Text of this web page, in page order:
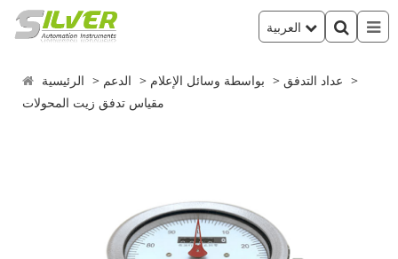
الرئيسية الدعم بواسطة وسائل الإعلام
عداد التدفق
مقياس تدفق زيت المحولات